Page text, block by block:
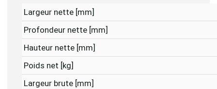
Largeur nette [mm]
Profondeur nette [mm]
Hauteur nette [mm]
Poids net [kg]
Largeur brute [mm]